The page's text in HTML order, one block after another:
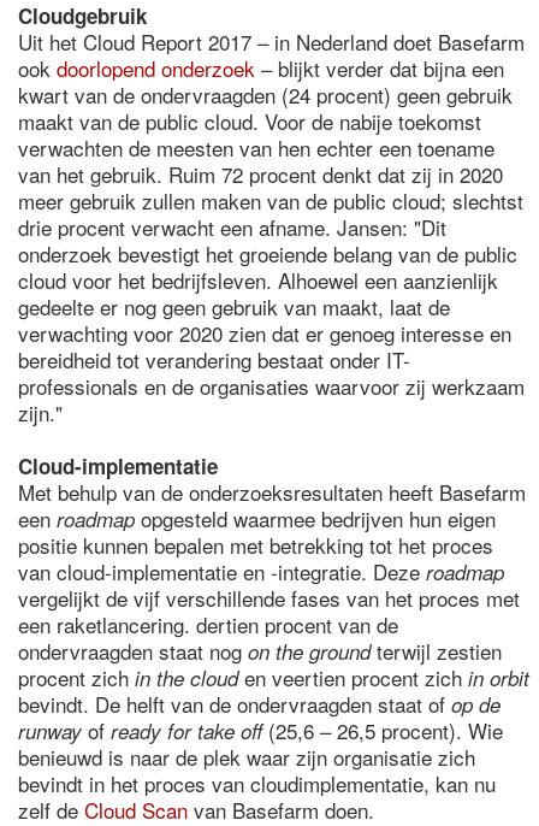
Cloudgebruik
Uit het Cloud Report 2017 – in Nederland doet Basefarm
ook doorlopend onderzoek – blijkt verder dat bijna een
kwart van de ondervraagden (24 procent) geen gebruik
maakt van de public cloud. Voor de nabije toekomst
verwachten de meesten van hen echter een toename
van het gebruik. Ruim 72 procent denkt dat zij in 2020
meer gebruik zullen maken van de public cloud; slechtst
drie procent verwacht een afname. Jansen: "Dit
onderzoek bevestigt het groeiende belang van de public
cloud voor het bedrijfsleven. Alhoewel een aanzienlijk
gedeelte er nog geen gebruik van maakt, laat de
verwachting voor 2020 zien dat er genoeg interesse en
bereidheid tot verandering bestaat onder IT-
professionals en de organisaties waarvoor zij werkzaam
zijn."
Cloud-implementatie
Met behulp van de onderzoeksresultaten heeft Basefarm
een roadmap opgesteld waarmee bedrijven hun eigen
positie kunnen bepalen met betrekking tot het proces
van cloud-implementatie en -integratie. Deze roadmap
vergelijkt de vijf verschillende fases van het proces met
een raketlancering. dertien procent van de
ondervraagden staat nog on the groundterwijl zestien
procent zich in the clouden veertien procent zich in orbit
bevindt. De helft van de ondervraagden staat of op de
runway of ready for take off(25,6 – 26,5 procent). Wie
benieuwd is naar de plek waar zijn organisatie zich
bevindt in het proces van cloudimplementatie, kan nu
zelf de Cloud Scan van Basefarm doen.